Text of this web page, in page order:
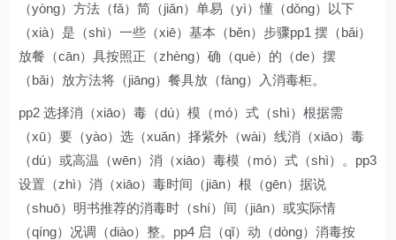
（yòng）方法（fǎ）简（jiǎn）单易（yì）懂（dǒng）以下
（xià）是（shì）一些（xiē）基本（běn）步骤pp1 摆（bǎi）
放餐（cān）具按照正（zhèng）确（què）的（de）摆
（bǎi）放方法将（jiāng）餐具放（fàng）入消毒柜。
pp2 选择消（xiāo）毒（dú）模（mó）式（shì）根据需
（xū）要（yào）选（xuǎn）择紫外（wài）线消（xiāo）毒
（dú）或高温（wēn）消（xiāo）毒模（mó）式（shì）。pp3
设置（zhì）消（xiāo）毒时间（jiān）根（gēn）据说
（shuō）明书推荐的消毒时（shí）间（jiān）或实际情
（qíng）况调（diào）整。pp4 启（qǐ）动（dòng）消毒按